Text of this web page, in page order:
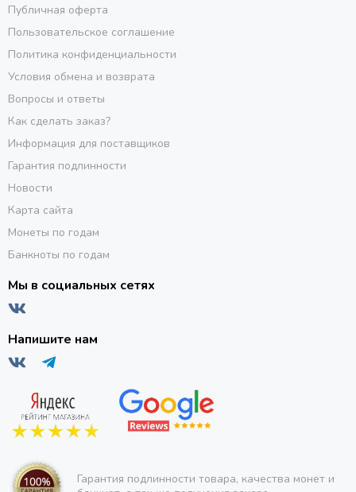
Публичная оферта
Пользовательское соглашение
Политика конфиденциальности
Условия обмена и возврата
Вопросы и ответы
Как сделать заказ?
Информация для поставщиков
Гарантия подлинности
Новости
Карта сайта
Монеты по годам
Банкноты по годам
Мы в социальных сетях
Напишите нам
Гарантия подлинности товара, качества монет и